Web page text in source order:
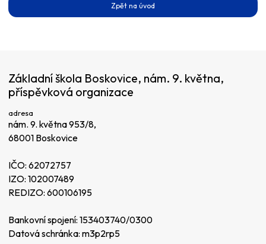
Zpět na úvod
Základní škola Boskovice, nám. 9. května,
příspěvková organizace
adresa
nám. 9. května 953/8,
68001 Boskovice
IČO: 62072757
IZO: 102007489
REDIZO: 600106195
Bankovní spojení: 153403740/0300
Datová schránka: m3p2rp5